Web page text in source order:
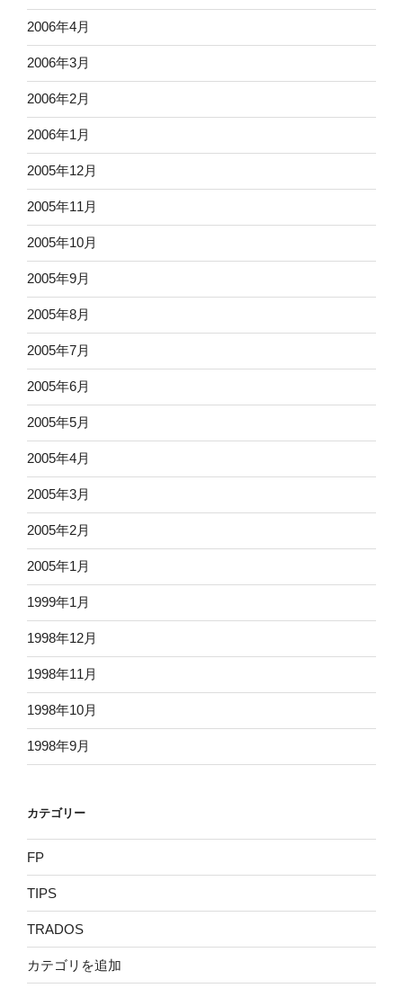
2006年4月
2006年3月
2006年2月
2006年1月
2005年12月
2005年11月
2005年10月
2005年9月
2005年8月
2005年7月
2005年6月
2005年5月
2005年4月
2005年3月
2005年2月
2005年1月
1999年1月
1998年12月
1998年11月
1998年10月
1998年9月
カテゴリー
FP
TIPS
TRADOS
カテゴリを追加